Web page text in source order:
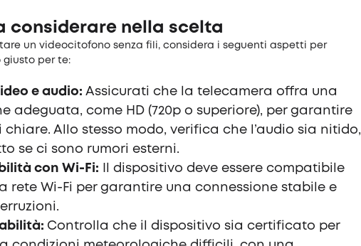
considerare nella scelta
un videocitofono senza fili, considera i seguenti aspetti per
giusto per te:
e audio: Assicurati che la telecamera offra una
adeguata, come HD (720p o superiore), per garantire
chiare. Allo stesso modo, verifica che l’audio sia nitido,
se ci sono rumori esterni.
con Wi-Fi: Il dispositivo deve essere compatibile
rete Wi-Fi per garantire una connessione stabile e
Controlla che il dispositivo sia certificato per